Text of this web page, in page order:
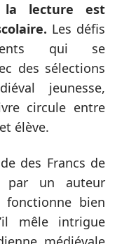
la lecture est
Les défis
qui se
des sélections
jeunesse,
circule entre
élève.
des Francs de
par un auteur
bien
mêle intrigue